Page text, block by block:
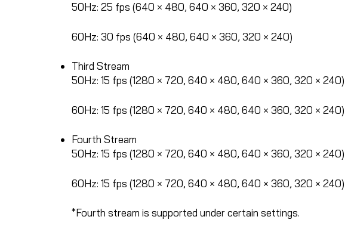
50Hz: 25 fps (640 × 480, 640 × 360, 320 × 240)
60Hz: 30 fps (640 × 480, 640 × 360, 320 × 240)
Third Stream
50Hz: 15 fps (1280 × 720, 640 × 480, 640 × 360, 320 × 240)
60Hz: 15 fps (1280 × 720, 640 × 480, 640 × 360, 320 × 240)
Fourth Stream
50Hz: 15 fps (1280 × 720, 640 × 480, 640 × 360, 320 × 240)
60Hz: 15 fps (1280 × 720, 640 × 480, 640 × 360, 320 × 240)
*Fourth stream is supported under certain settings.